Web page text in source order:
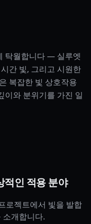
탁월합니다 — 실루엣
간 빛, 그리고 시원한
복잡한 빛 상호작용
이와 분위기를 가진 일
인 적용 분야
젝트에서 빛을 발합
소개합니다.